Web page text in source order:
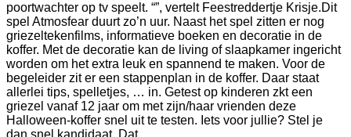
poortwachter op tv speelt. “”, vertelt Feestreddertje Krisje.Dit
spel Atmosfear duurt zo’n uur. Naast het spel zitten er nog
griezeltekenfilms, informatieve boeken en decoratie in de
koffer. Met de decoratie kan de living of slaapkamer ingericht
worden om het extra leuk en spannend te maken. Voor de
begeleider zit er een stappenplan in de koffer. Daar staat
allerlei tips, spelletjes, … in. Getest op kinderen zkt een
griezel vanaf 12 jaar om met zijn/haar vrienden deze
Halloween-koffer snel uit te testen. Iets voor jullie? Stel je
dan snel kandidaat. Dat